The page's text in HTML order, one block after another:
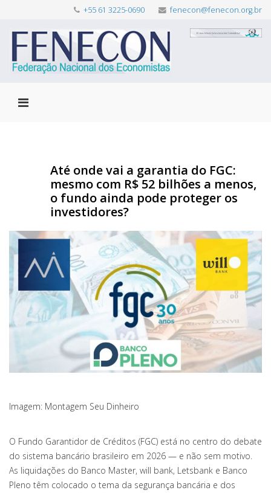
+55 61 3225-0690 fenecon@fenecon.org.br
Até onde vai a garantia do FGC:
mesmo com R$ 52 bilhões a menos,
o fundo ainda pode proteger os
investidores?
Imagem: Montagem Seu Dinheiro
O Fundo Garantidor de Créditos (FGC) está no centro do debate
do sistema bancário brasileiro em 2026 — e não sem motivo.
As liquidações do Banco Master, will bank, Letsbank e Banco
Pleno têm colocado o tema da segurança bancária e dos